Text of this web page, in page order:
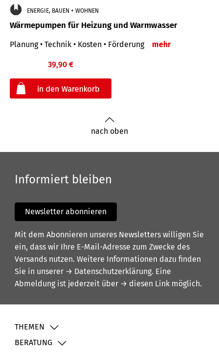
ENERGIE, BAUEN + WOHNEN
Wärmepumpen für Heizung und Warmwasser
Planung • Technik • Kosten • Förderung mehr
39,90 €
nach oben
Informiert bleiben
Newsletter abonnieren
Mit dem Abonnieren unseres Newsletters willigen Sie
ein, dass wir Ihre E-Mail-Adresse zum Zwecke des
Versands nutzen. Weitere Informationen dazu finden
Sie in unserer → Datenschutzerklärung. Eine
Abmeldung ist jederzeit über → diesen Link möglich.
THEMEN
BERATUNG